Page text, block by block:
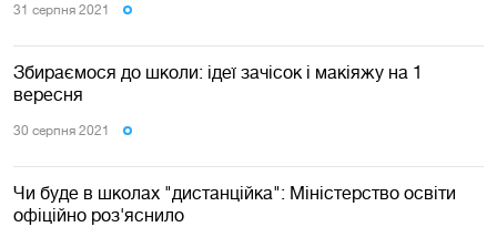
31 серпня 2021
Збираємося до школи: ідеї зачісок і макіяжу на 1
вересня
30 серпня 2021
Чи буде в школах "дистанційка": Міністерство освіти
офіційно роз'яснило